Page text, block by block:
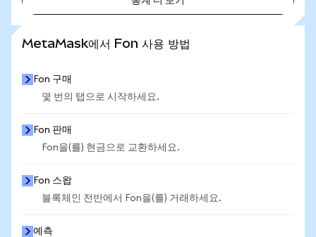
MetaMask에서 Fon 사용 방법
Fon 구매
몇 번의 탭으로 시작하세요.
Fon 판매
Fon을(를) 현금으로 교환하세요.
Fon 스왑
블록체인 전반에서 Fon을(를) 거래하세요.
예측